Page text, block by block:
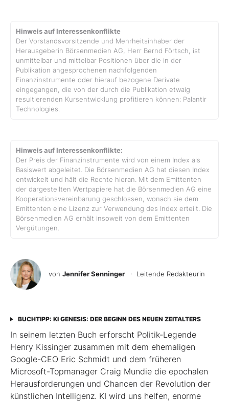
Hinweis auf Interessenkonflikte
Der Vorstandsvorsitzende und Mehrheitsinhaber der
Herausgeberin Börsenmedien AG, Herr Bernd Förtsch, ist
unmittelbar und mittelbar Positionen über die in der
Publikation angesprochenen nachfolgenden
Finanzinstrumente oder hierauf bezogene Derivate
eingegangen, die von der durch die Publikation etwaig
resultierenden Kursentwicklung profitieren können: Palantir
Technologies.
Hinweis auf Interessenkonflikte:
Der Preis der Finanzinstrumente wird von einem Index als
Basiswert abgeleitet. Die Börsenmedien AG hat diesen Index
entwickelt und hält die Rechte hieran. Mit dem Emittenten
der dargestellten Wertpapiere hat die Börsenmedien AG eine
Kooperationsvereinbarung geschlossen, wonach sie dem
Emittenten eine Lizenz zur Verwendung des Index erteilt. Die
Börsenmedien AG erhält insoweit von dem Emittenten
Vergütungen.
von Jennifer Senninger · Leitende Redakteurin
BUCHTIPP: KI GENESIS: DER BEGINN DES NEUEN ZEITALTERS
In seinem letzten Buch erforscht Politik-Legende
Henry Kissinger zusammen mit dem ehemaligen
Google-CEO Eric Schmidt und dem früheren
Microsoft-Topmanager Craig Mundie die epochalen
Herausforderungen und Chancen der Revolution der
künstlichen Intelligenz. KI wird uns helfen, enorme